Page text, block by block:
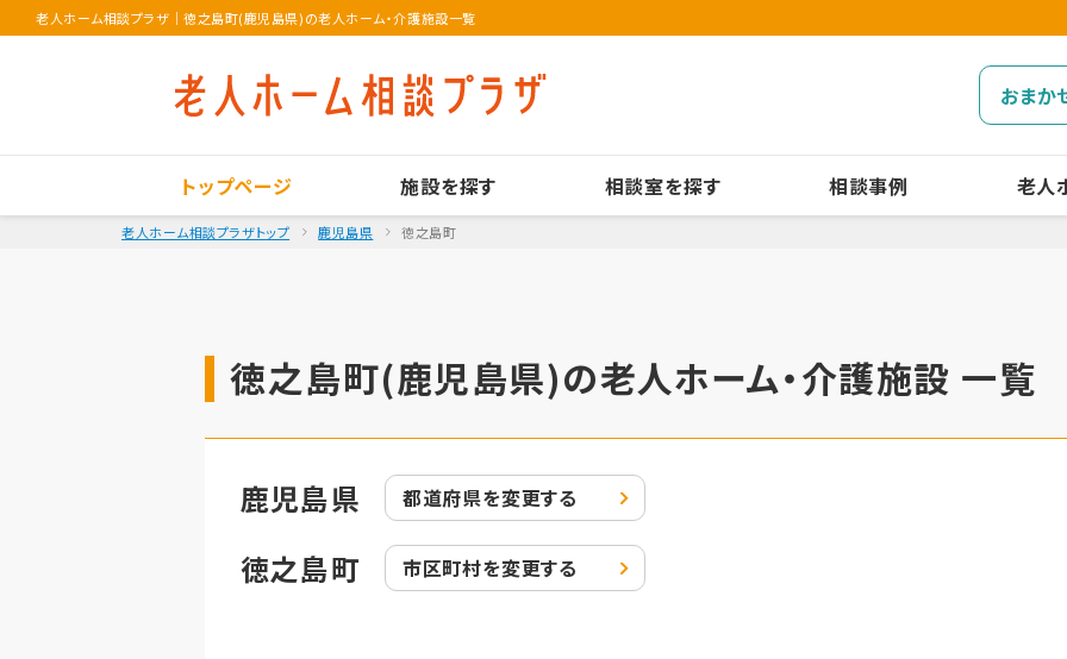
老人ホーム相談プラザ ｜徳之島町(鹿児島県)の老人ホーム・介護施設一覧
おまか
トップページ 施設を探す 相談室を探す 相談事例 老人
老人ホーム相談プラザトップ 鹿児島県 徳之島町
徳之島町(鹿児島県)の老人ホーム・介護施設 一覧
鹿児島県 都道府県を変更する
徳之島町 市区町村を変更する